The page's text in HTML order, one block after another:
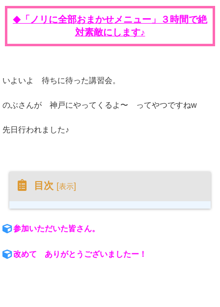
◆
「ノリに全部おまかせメニュー」３時間で絶
対素敵にします♪
いよいよ 待ちに待った講習会。
のぶさんが 神戸にやってくるよ〜 ってやつですねw
先日行われました♪
目次 [表示]
参加いただいた皆さん。
改めて ありがとうございましたー！